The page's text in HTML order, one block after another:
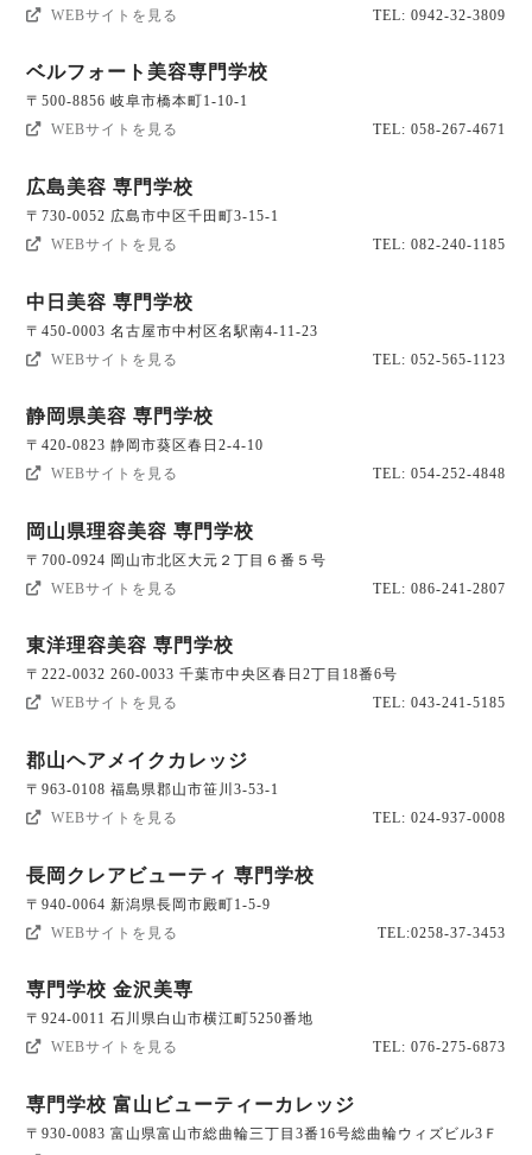
WEBサイトを見る
TEL: 0942-32-3809
ベルフォート美容専門学校
〒500-8856 岐阜市橋本町1-10-1
WEBサイトを見る
TEL: 058-267-4671
広島美容 専門学校
〒730-0052 広島市中区千田町3-15-1
WEBサイトを見る
TEL: 082-240-1185
中日美容 専門学校
〒450-0003 名古屋市中村区名駅南4-11-23
WEBサイトを見る
TEL: 052-565-1123
静岡県美容 専門学校
〒420-0823 静岡市葵区春日2-4-10
WEBサイトを見る
TEL: 054-252-4848
岡山県理容美容 専門学校
〒700-0924 岡山市北区大元２丁目６番５号
WEBサイトを見る
TEL: 086-241-2807
東洋理容美容 専門学校
〒222-0032 260-0033 千葉市中央区春日2丁目18番6号
WEBサイトを見る
TEL: 043-241-5185
郡山ヘアメイクカレッジ
〒963-0108 福島県郡山市笹川3-53-1
WEBサイトを見る
TEL: 024-937-0008
長岡クレアビューティ 専門学校
〒940-0064 新潟県長岡市殿町1-5-9
WEBサイトを見る
TEL:0258-37-3453
専門学校 金沢美専
〒924-0011 石川県白山市横江町5250番地
WEBサイトを見る
TEL: 076-275-6873
専門学校 富山ビューティーカレッジ
〒930-0083 富山県富山市総曲輪三丁目3番16号総曲輪ウィズビル3Ｆ